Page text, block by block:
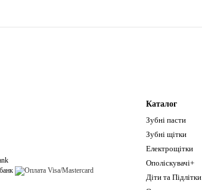
Каталог
Зубні пасти
Зубні щітки
Електрощітки
Ополіскувачі+
Діти та Підлітки